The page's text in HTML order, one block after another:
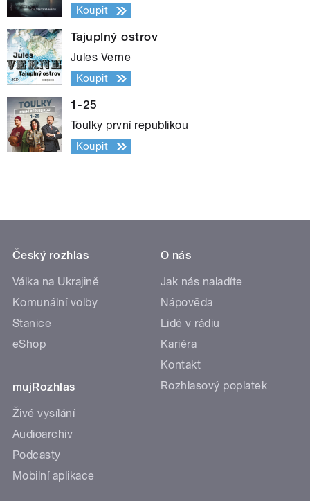
Koupit
Tajuplný ostrov
Jules Verne
Koupit
1-25
Toulky první republikou
Koupit
Český rozhlas
Válka na Ukrajině
Komunální volby
Stanice
eShop
mujRozhlas
Živé vysílání
Audioarchiv
Podcasty
Mobilní aplikace
O nás
Jak nás naladíte
Nápověda
Lidé v rádiu
Kariéra
Kontakt
Rozhlasový poplatek